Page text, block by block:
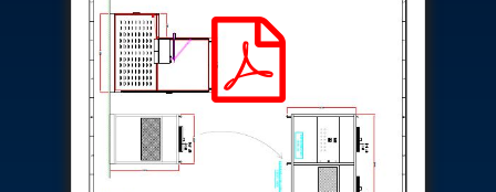
Integrated Aircraft Hydraulic Reservoir, Intensifier
& Control Module
Water Leak Testing System for Standard and Broad-
Gauge Rolling Stock
Aircraft Electro-Hydraulic Multi-Channel Power
Drive Loading Rig
Aircraft Arresting Gear (AAG) system
Missile Canister Transportation Module
Multi-Port Flow Divider Test Bench